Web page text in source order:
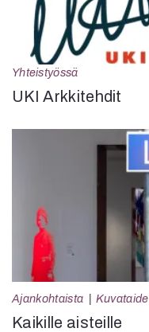
Yhteistyössä
UKI Arkkitehdit
Ajankohtaista Kuvataide
Kaikille aisteille